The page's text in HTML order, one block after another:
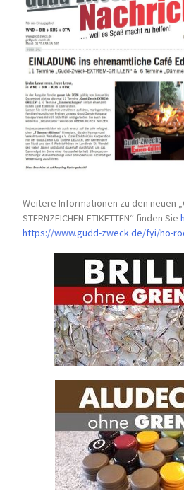
Weitere Informationen zu den neuen
STERNZEICHEN-ETIKETTEN“ finden Sie
https://www.gudd-zweck.de/fyi/ho-